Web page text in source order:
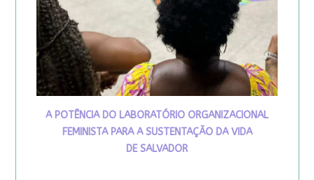
A POTÊNCIA DO LABORATÓRIO ORGANIZACIONAL
FEMINISTA PARA A SUSTENTAÇÃO DA VIDA
DE SALVADOR